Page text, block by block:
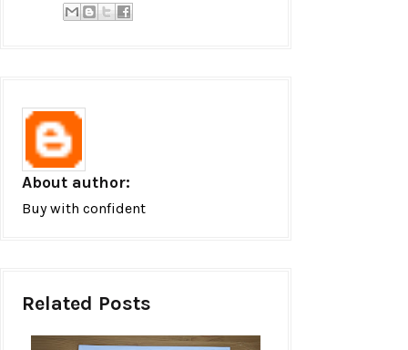
About author:
Buy with confident
Related Posts